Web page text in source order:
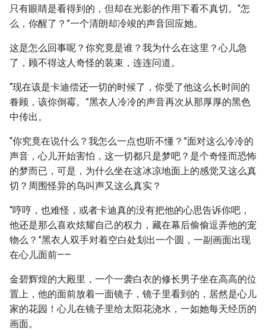
只有眼睛是看得到的，但却在光影的作用下看不真切。“怎
么，你醒了？”一个清朗却冷竣的声音回应她。
这是怎么回事呢？你究竟是谁？我为什么在这里？心儿急
了，顾不得这人奇怪的装束，连连问道。
“现在该是卡迪偿还一切的时候了，你受了他这么长时间的
眷顾，该你倒霉。”黑衣人冷冷的声音再次从那厚厚的黑色
中传出。
“你究竟在说什么？我怎么一点也听不懂？”面对这么冷冷的
声音，心儿开始害怕，这一切都只是梦吧？是个奇怪而恐怖
的梦而已，可是，为什么坐在这冰凉地面上的感觉又这么真
切？周围怪异的鸟叫声又这么真实？
“哼哼，也难怪，或者卡迪真的没有把他的心思告诉你吧，
他还是那么喜欢炫耀自己的权力，藏在幕后偷偷逗弄他的宠
物么？”黑衣人双手对着空白处划出一个圆，一副画面出现
在心儿面前——
金碧辉煌的大殿里，一个一袭白衣的修长男子坐在高高的位
置上，他的面前放着一面镜子，镜子里看到的，居然是心儿
家的花园！心儿在镜子里给太阳花浇水，一如她每天经历的
画面。